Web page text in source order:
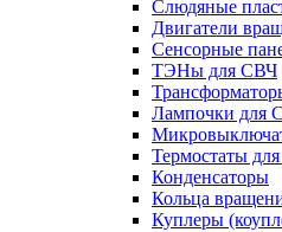
Слюдяные
Двигатели
Сенсорные
ТЭНы для СВЧ
Лампочки для
Термостаты
Конденсаторы
Кольца
Куплеры